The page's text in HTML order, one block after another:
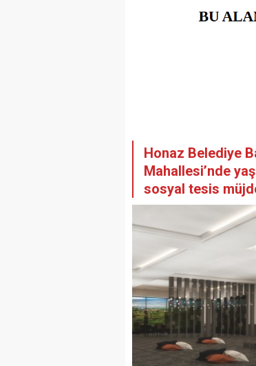
Honaz Belediye
Mahallesi’nde
sosyal tesis